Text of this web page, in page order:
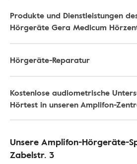
Produkte und Dienstleistungen
Hörgeräte Gera Medicum
Hörgeräte-Reparatur
Kostenlose audiometrische
Hörtest in unseren Amplifon-
Unsere Amplifon-Hörgeräte-
Zabelstr. 3